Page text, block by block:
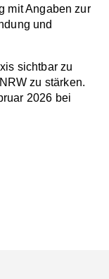
mit Angaben zur
und
sichtbar zu
zu stärken.
2026 bei